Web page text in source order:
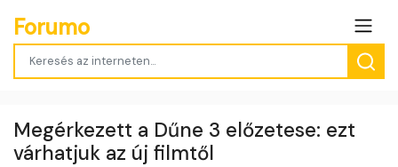
Forumo
Megérkezett a Dűne 3 előzetese: ezt
várhatjuk az új filmtől